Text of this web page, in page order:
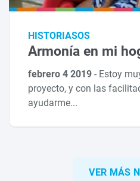
HISTORIASOS
Armonía en mi
febrero 4 2019- Estoy
proyecto, y con las
ayudarme...
VER MÁS